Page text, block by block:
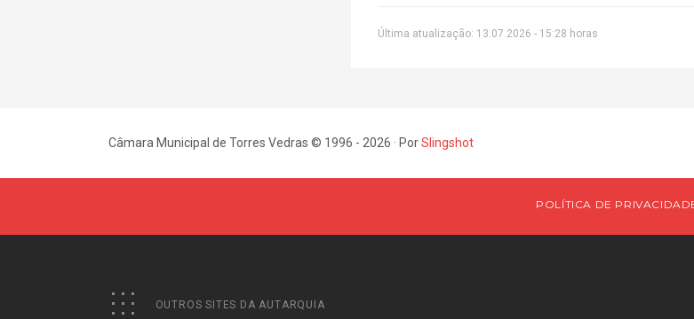
Última atualização: 13.07.2026 - 15:28 horas
Câmara Municipal de Torres Vedras © 1996 - 2026 · PorSlingshot
POLÍTICA DE
OUTROS SITES DA AUTARQUIA